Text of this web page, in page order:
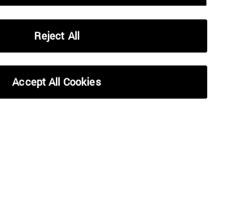
en nueva ventana)
en nueva ventana)
(abre en nueva ventana)
(abre en nueva ventana)
(abre en nueva ventana)
Reject All
Accept All Cookies